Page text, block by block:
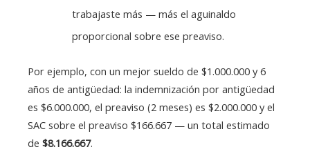
trabajaste más — más el aguinaldo
proporcional sobre ese preaviso.
Por ejemplo, con un mejor sueldo de $1.000.000 y 6
años de antigüedad: la indemnización por antigüedad
es $6.000.000, el preaviso (2 meses) es $2.000.000 y el
SAC sobre el preaviso $166.667 — un total estimado
de $8.166.667.